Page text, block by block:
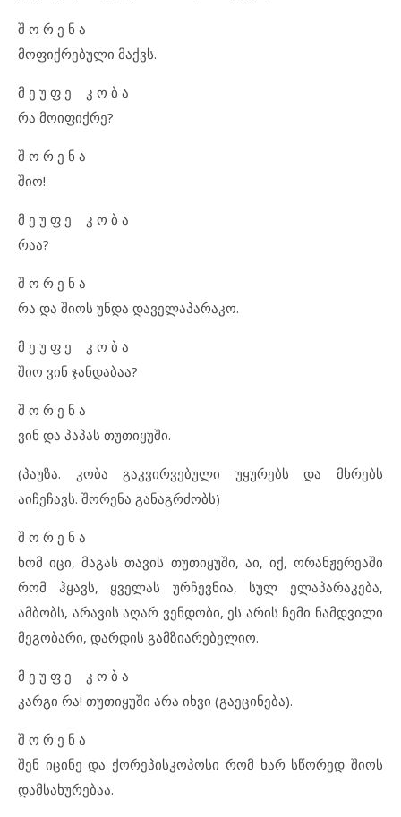
შ ო რ ე ნ ა
მოფიქრებული მაქვს.
მ ე უ ფ ე კ ო ბ ა
რა მოიფიქრე?
შ ო რ ე ნ ა
შიო!
მ ე უ ფ ე კ ო ბ ა
რაა?
შ ო რ ე ნ ა
რა და შიოს უნდა დაველაპარაკო.
მ ე უ ფ ე კ ო ბ ა
შიო ვინ ჯანდაბაა?
შ ო რ ე ნ ა
ვინ და პაპას თუთიყუში.
(პაუზა. კობა გაკვირვებული უყურებს და მხრებს
აიჩეჩავს. შორენა განაგრძობს)
შ ო რ ე ნ ა
ხომ იცი, მაგას თავის თუთიყუში, აი, იქ, ორანჟერეაში
რომ ჰყავს, ყველას ურჩევნია, სულ ელაპარაკება,
ამბობს, არავის აღარ ვენდობი, ეს არის ჩემი ნამდვილი
მეგობარი, დარდის გამზიარებელიო.
მ ე უ ფ ე კ ო ბ ა
კარგი რა! თუთიყუში არა იხვი (გაეცინება).
შ ო რ ე ნ ა
შენ იცინე და ქორეპისკოპოსი რომ ხარ სწორედ შიოს
დამსახურებაა.